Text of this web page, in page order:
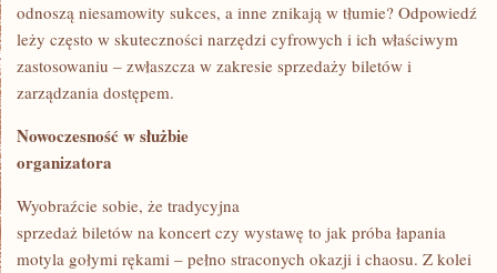
odnoszą niesamowity sukces, a inne znikają w tłumie? Odpowiedź
leży często w skuteczności narzędzi cyfrowych i ich właściwym
zastosowaniu – zwłaszcza w zakresie sprzedaży biletów i
zarządzania dostępem.
Nowoczesność w służbie
organizatora
Wyobraźcie sobie, że tradycyjna
sprzedaż biletów na koncert czy wystawę to jak próba łapania
motyla gołymi rękami – pełno straconych okazji i chaosu. Z kolei